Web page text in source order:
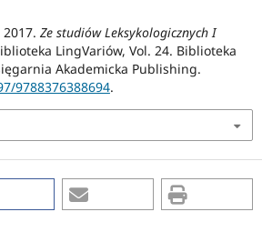
2017. Ze studiów Leksykologicznych I
LingVariów, Vol. 24. Biblioteka
Akademicka Publishing.
9788376388694.